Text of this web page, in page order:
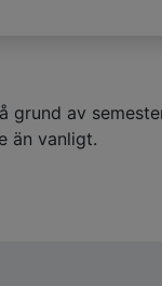
grund av
än vanligt.